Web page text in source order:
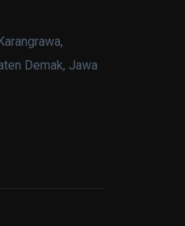
Demak, Jawa